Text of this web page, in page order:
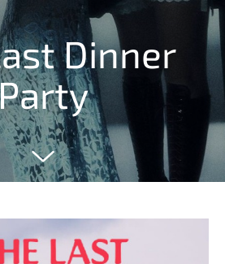
Dinner